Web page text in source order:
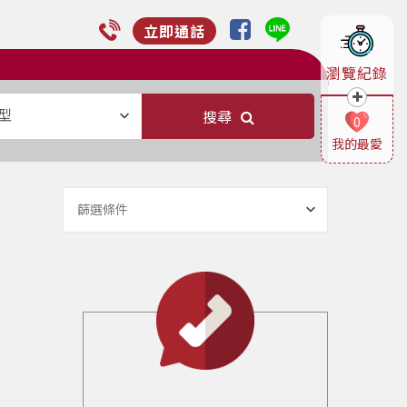
立即通話
搜尋
篩選條件
瀏覽紀錄
我的最愛
0